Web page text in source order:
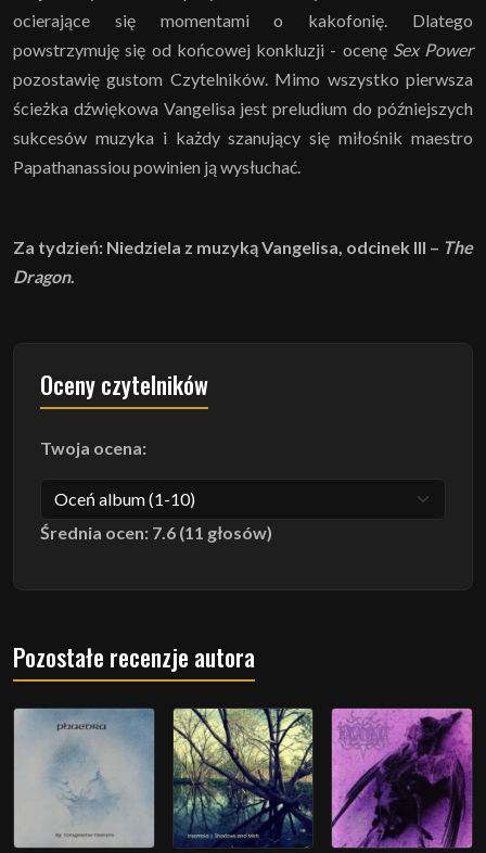
ocierające się momentami o kakofonię. Dlatego
powstrzymuję się od końcowej konkluzji - ocenę Sex Power
pozostawię gustom Czytelników. Mimo wszystko pierwsza
ścieżka dźwiękowa Vangelisa jest preludium do późniejszych
sukcesów muzyka i każdy szanujący się miłośnik maestro
Papathanassiou powinien ją wysłuchać.
Za tydzień: Niedziela z muzyką Vangelisa, odcinek III – The
Dragon.
Oceny czytelników
Twoja ocena:
Średnia ocen: 7.6 (11 głosów)
Pozostałe recenzje autora